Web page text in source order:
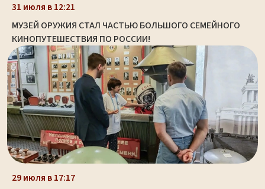
31 июля в 12:21
МУЗЕЙ ОРУЖИЯ СТАЛ ЧАСТЬЮ БОЛЬШОГО СЕМЕЙНОГО
КИНОПУТЕШЕСТВИЯ ПО РОССИИ!
29 июля в 17:17